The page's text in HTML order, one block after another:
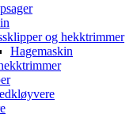
og hekktrimmer
Hagemaskin